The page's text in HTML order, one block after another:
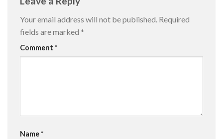
Your email address will not be published. Required
fields are marked *
Comment *
Name*